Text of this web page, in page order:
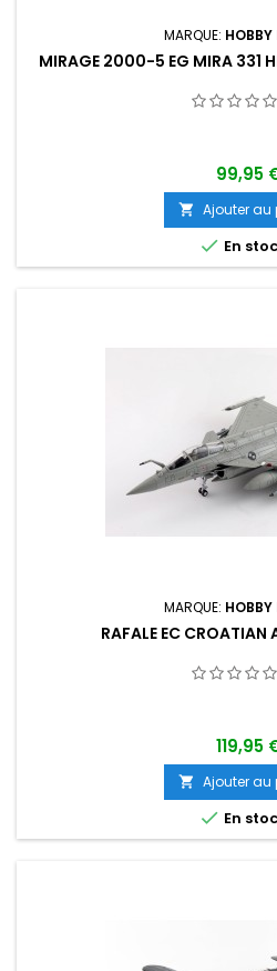
MARQUE: HOBBY
MIRAGE 2000-5 EG MIRA 331
99,95
 Ajouter au
 En
MARQUE: HOBBY
RAFALE EC CROATIAN
119,95
 Ajouter au
 En